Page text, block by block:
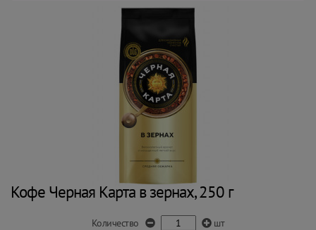
Кофе Черная Карта в зернах, 250 г
Количество шт